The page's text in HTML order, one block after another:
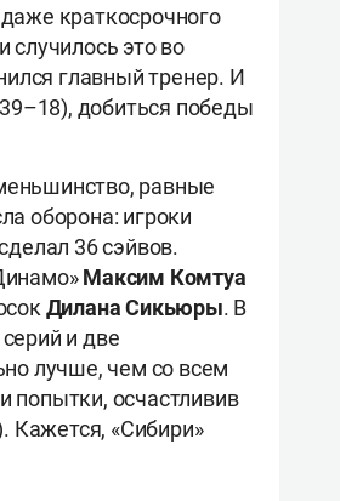
краткосрочного
случилось это во
главный тренер. И
добиться победы
равные
оборона: игроки
36 сэйвов.
Максим Комтуа
Дилана Сикьюры. В
и две
лучше, чем со всем
попытки, осчастливив
Кажется, «Сибири»